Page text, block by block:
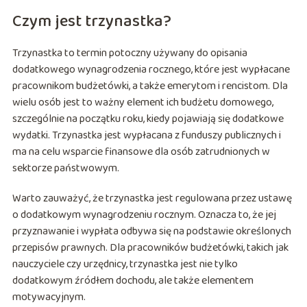
Czym jest trzynastka?
Trzynastka to termin potoczny używany do opisania
dodatkowego wynagrodzenia rocznego, które jest wypłacane
pracownikom budżetówki, a także emerytom i rencistom. Dla
wielu osób jest to ważny element ich budżetu domowego,
szczególnie na początku roku, kiedy pojawiają się dodatkowe
wydatki. Trzynastka jest wypłacana z funduszy publicznych i
ma na celu wsparcie finansowe dla osób zatrudnionych w
sektorze państwowym.
Warto zauważyć, że trzynastka jest regulowana przez ustawę
o dodatkowym wynagrodzeniu rocznym. Oznacza to, że jej
przyznawanie i wypłata odbywa się na podstawie określonych
przepisów prawnych. Dla pracowników budżetówki, takich jak
nauczyciele czy urzędnicy, trzynastka jest nie tylko
dodatkowym źródłem dochodu, ale także elementem
motywacyjnym.